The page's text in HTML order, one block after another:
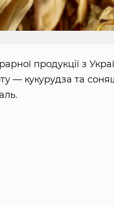
продукції з
— кукурудза та